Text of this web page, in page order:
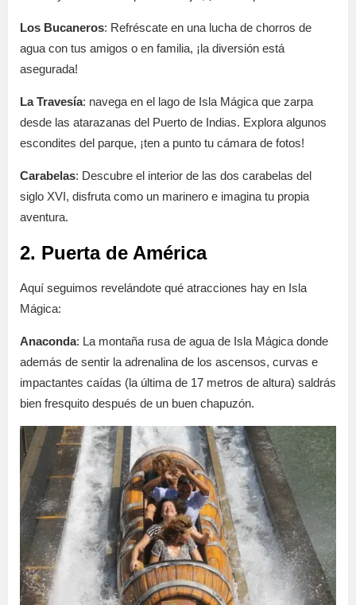
Los Bucaneros: Refréscate en una lucha de chorros de
agua con tus amigos o en familia, ¡la diversión está
asegurada!
La Travesía: navega en el lago de Isla Mágica que zarpa
desde las atarazanas del Puerto de Indias. Explora algunos
escondites del parque, ¡ten a punto tu cámara de fotos!
Carabelas: Descubre el interior de las dos carabelas del
siglo XVI, disfruta como un marinero e imagina tu propia
aventura.
2. Puerta de América
Aquí seguimos revelándote qué atracciones hay en Isla
Mágica:
Anaconda: La montaña rusa de agua de Isla Mágica donde
además de sentir la adrenalina de los ascensos, curvas e
impactantes caídas (la última de 17 metros de altura) saldrás
bien fresquito después de un buen chapuzón.